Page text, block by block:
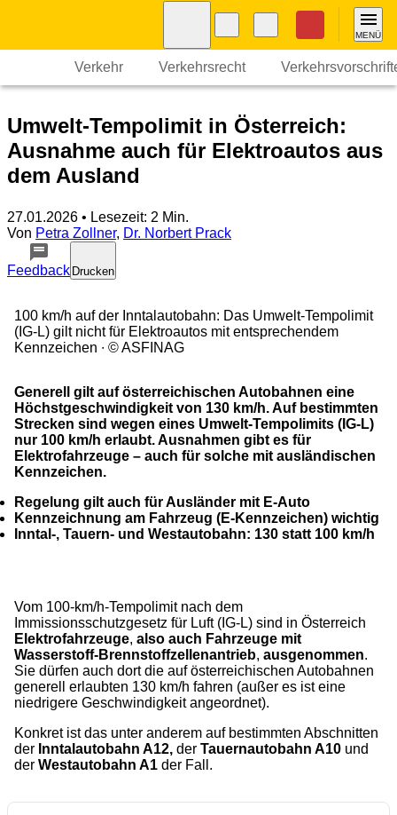
Seiteninhalt Fußzeile
Nothilfe
MENÜ
Verkehr Verkehrsrecht
Umwelt-Tempolimit in Österreich:
Ausnahme auch für Elektroautos aus
dem Ausland
27.01.2026 • Lesezeit: 2 Min.
Von Petra Zollner, Dr. Norbert Prack
Feedback Drucken
100 km/h auf der Inntalautobahn: Das Umwelt-Tempolimit
(IG-L) gilt nicht für Elektroautos mit entsprechendem
Kennzeichen
© ASFINAG
Generell gilt auf österreichischen Autobahnen eine
Höchstgeschwindigkeit von 130 km/h. Auf bestimmten
Strecken sind wegen eines Umwelt-Tempolimits (IG-L)
nur 100 km/h erlaubt. Ausnahmen gibt es für
Elektrofahrzeuge – auch für solche mit ausländischen
Kennzeichen.
Regelung gilt auch für Ausländer mit E-Auto
Kennzeichnung am Fahrzeug (E-Kennzeichen) wichtig
Inntal-, Tauern- und Westautobahn: 130 statt 100 km/h
Vom 100-km/h-Tempolimit nach dem
Immissionsschutzgesetz für Luft (IG-L) sind in Österreich
Elektrofahrzeuge, also auch Fahrzeuge mit
Wasserstoff-Brennstoffzellenantrieb, ausgenommen.
Sie dürfen auch dort die auf österreichischen Autobahnen
generell erlaubten 130 km/h fahren (außer es ist eine
niedrigere Geschwindigkeit angeordnet).
Konkret ist das unter anderem auf bestimmten Abschnitten
der Inntalautobahn A12, der Tauernautobahn A10 und
der Westautobahn A1 der Fall.